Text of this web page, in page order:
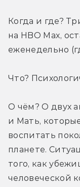
Когда и где?
на HBO Max,
еженедельно
Что?
О чём? О двух
и Мать,
воспитать
планете.
того, как
человеческой